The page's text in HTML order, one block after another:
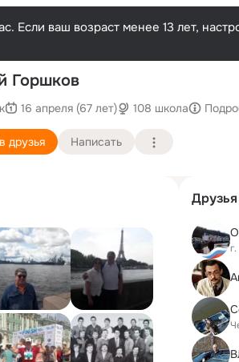
Если ваш возраст менее 13 лет,
Горшков
16 апреля (67 лет) 108 школа
друзья Написать
Друзья